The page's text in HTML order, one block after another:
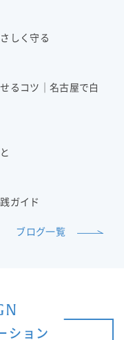
しく守る
るコツ｜名古屋で白
ガイド
ブログ一覧
ション